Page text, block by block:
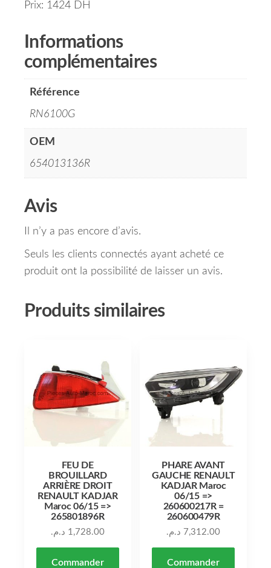
Prix: 1424 DH
Informations
complémentaires
Référence
RN6100G
OEM
654013136R
Avis
Il n’y a pas encore d’avis.
Seuls les clients connectés ayant acheté ce
produit ont la possibilité de laisser un avis.
Produits similaires
FEU DE
BROUILLARD
ARRIÈRE DROIT
RENAULT KADJAR
Maroc 06/15 =>
265801896R
1,728.00 د.م.
Commander
PHARE AVANT
GAUCHE RENAULT
KADJAR Maroc
06/15 =>
260600217R =
260600479R
7,312.00 د.م.
Commander